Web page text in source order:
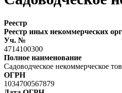
Реестр
Реестр иных некоммерческих
Уч. №
4714100300
Полное наименование
Садоводческое некоммерческое
ОГРН
1034700567879